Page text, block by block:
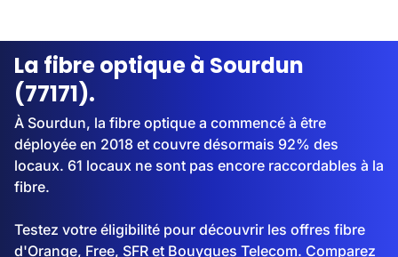
Streaming
La fibre optique à Sourdun
(77171).
À Sourdun, la fibre optique a commencé à être
déployée en 2018 et couvre désormais 92% des
locaux. 61 locaux ne sont pas encore raccordables à la
fibre.
Testez votre éligibilité pour découvrir les offres fibre
d'Orange, Free, SFR et Bouygues Telecom. Comparez